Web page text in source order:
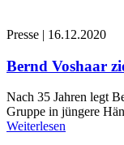
Presse | 16.12.2020
Bernd Voshaar
Nach 35 Jahren legt
Gruppe in jüngere
Weiterlesen